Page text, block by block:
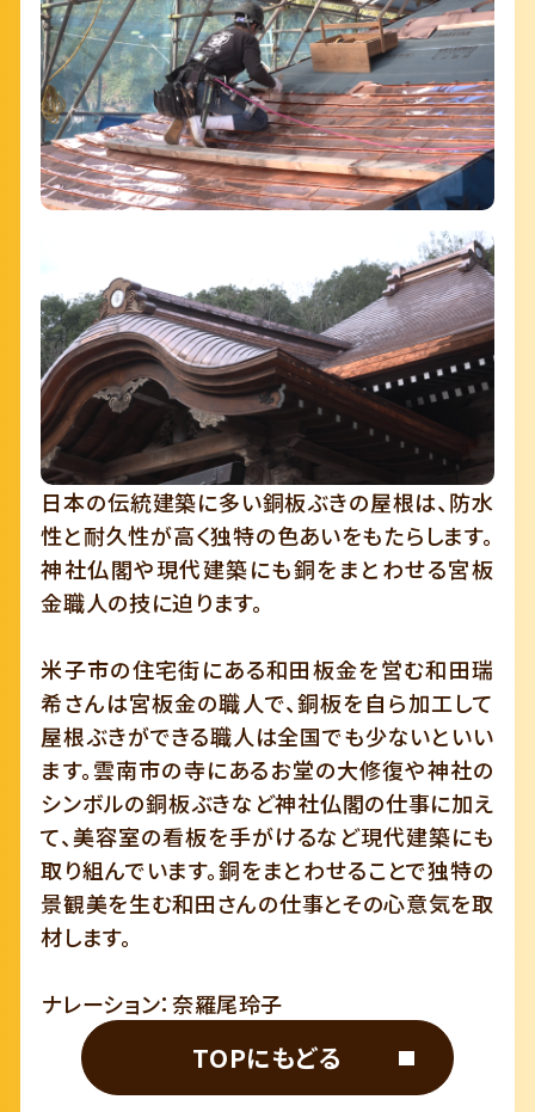
日本の伝統建築に多い銅板ぶきの屋根は、防水
性と耐久性が高く独特の色あいをもたらします。
神社仏閣や現代建築にも銅をまとわせる宮板
金職人の技に迫ります。
米子市の住宅街にある和田板金を営む和田瑞
希さんは宮板金の職人で、銅板を自ら加工して
屋根ぶきができる職人は全国でも少ないといい
ます。雲南市の寺にあるお堂の大修復や神社の
シンボルの銅板ぶきなど神社仏閣の仕事に加え
て、美容室の看板を手がけるなど現代建築にも
取り組んでいます。銅をまとわせることで独特の
景観美を生む和田さんの仕事とその心意気を取
材します。
ナレーション：奈羅尾玲子
TOPにもどる